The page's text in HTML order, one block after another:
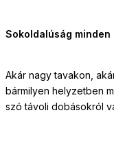
Sokoldalúság minden
Akár nagy tavakon,
bármilyen helyzetben
szó távoli dobásokról